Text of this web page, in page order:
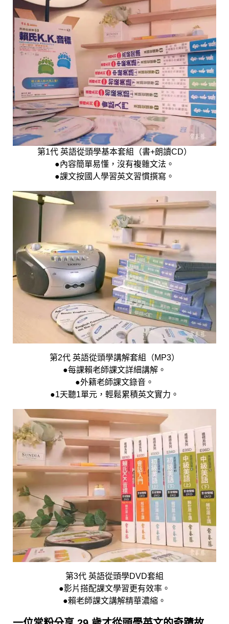
第1代 英語從頭學基本套組（書+朗讀CD）
●內容簡單易懂，沒有複雜文法。
●課文按國人學習英文習慣撰寫。
第2代 英語從頭學講解套組（MP3）
●每課賴老師課文詳細講解。
●外籍老師課文錄音。
●1天聽1單元，輕鬆累積英文實力。
第3代 英語從頭學DVD套組
●影片搭配課文學習更有效率。
●賴老師課文講解精華濃縮。